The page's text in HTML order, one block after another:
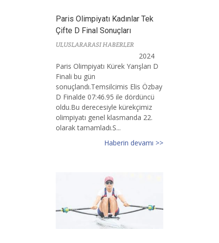
Paris Olimpiyatı Kadınlar Tek
Çifte D Final Sonuçları
ULUSLARARASI HABERLER
2024
Paris Olimpiyatı Kürek Yarışları D
Finali bu gün
sonuçlandı.Temsilcimis Elis Özbay
D Finalde 07:46.95 ile dördüncü
oldu.Bu derecesiyle kürekçimiz
olimpiyatı genel klasmanda 22.
olarak tamamladı.S...
Haberin devamı >>